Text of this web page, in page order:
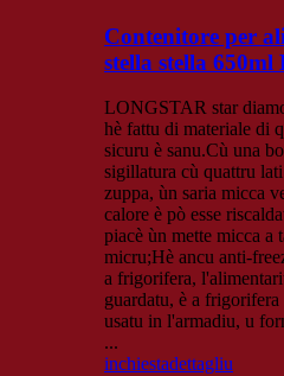
Contenitore per
stella stella 650ml
LONGSTAR star
hè fattu di materiale di
sicuru è sanu.Cù una
sigillatura cù quattru
zuppa, ùn saria micca
calore è pò esse
piacè ùn mette micca a
micru;Hè ancu anti-
a frigorifera,
guardatu, è a
usatu in l'armadiu, u
...
inchiestadettagliu